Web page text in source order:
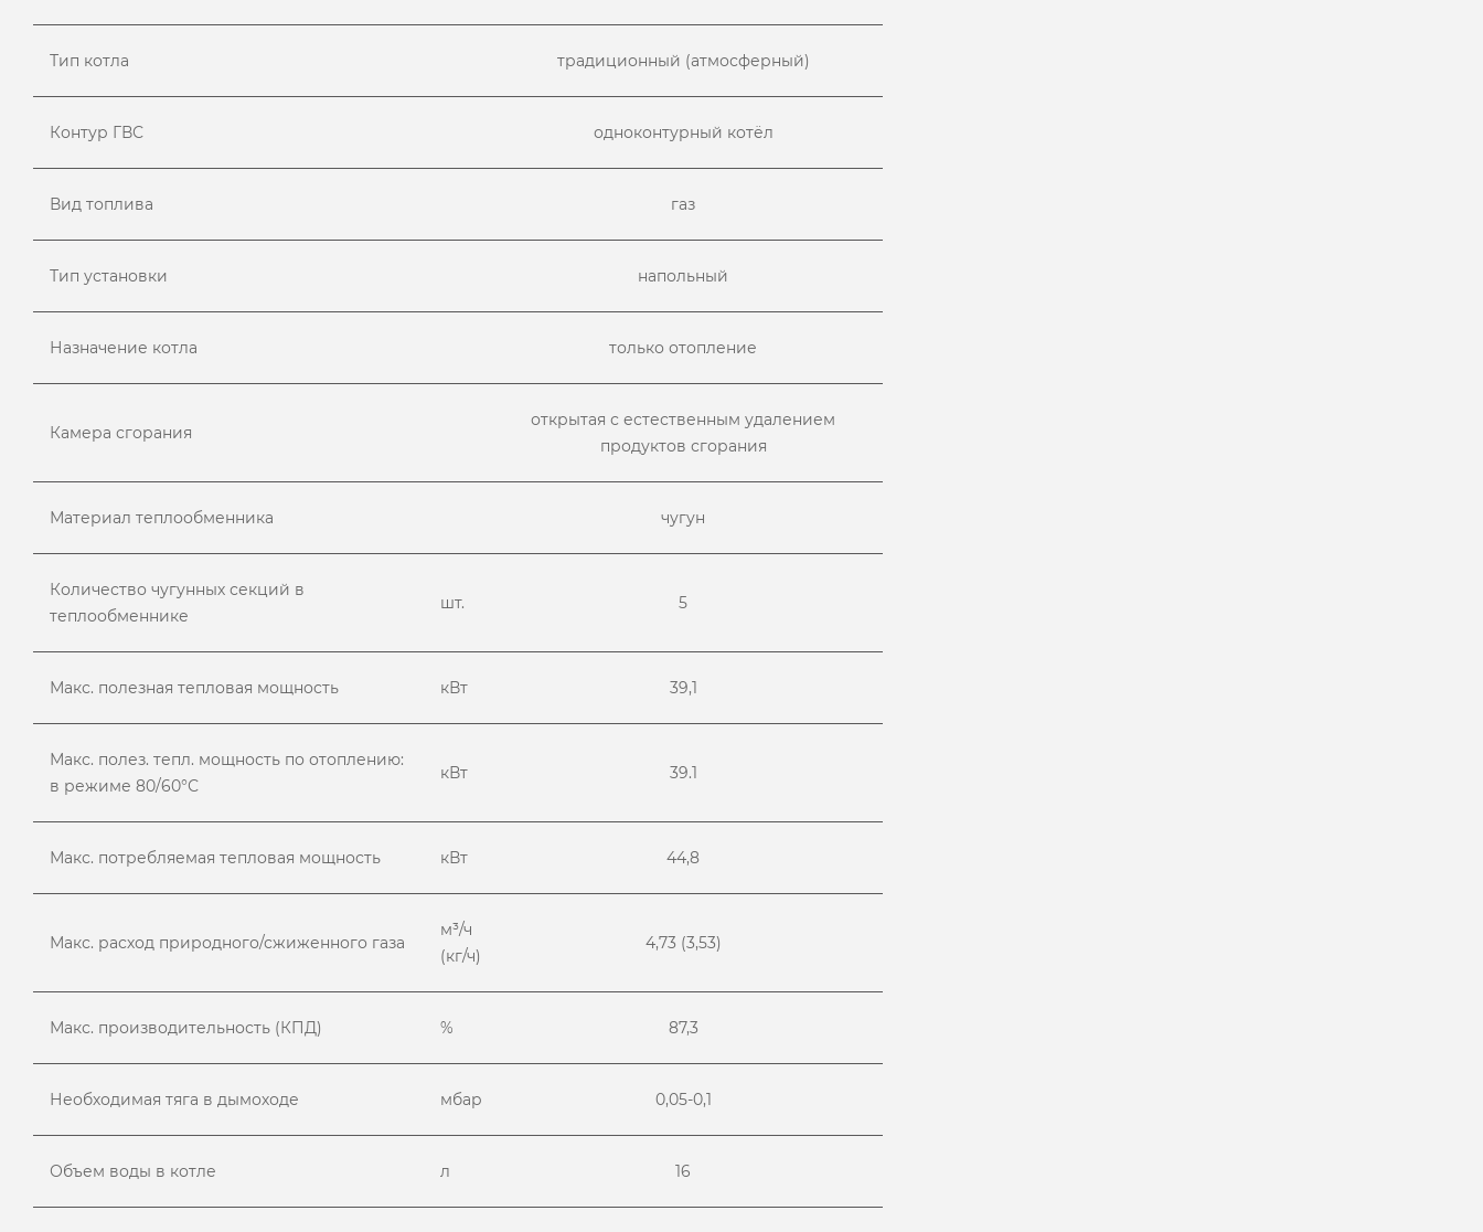
Тип котла традиционный (атмосферный)
Контур ГВС одноконтурный котёл
Вид топлива газ
Тип установки напольный
Назначение котла только отопление
Камера сгорания
открытая с естественным удалением
продуктов сгорания
Материал теплообменника чугун
Количество чугунных секций в
теплообменнике
шт. 5
Макс. полезная тепловая мощность кВт 39,1
Макс. полез. тепл. мощность по отоплению:
в режиме 80/60°С
кВт 39.1
Макс. потребляемая тепловая мощность кВт 44,8
Макс. расход природного/сжиженного газа
м³/ч
(кг/ч)
4,73 (3,53)
Макс. производительность (КПД) % 87,3
Необходимая тяга в дымоходе мбар 0,05-0,1
Объем воды в котле л 16